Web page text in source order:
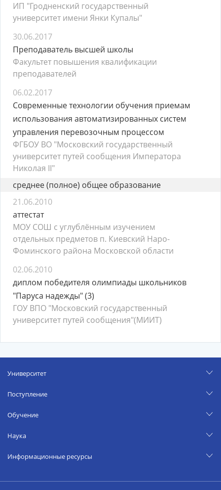
ИП "Гродненский государственный
университет имени Янки Купалы"
30.06.2017
Преподаватель высшей школы
Факультет повышения квалификации
преподавателей
06.02.2017
Современные технологии обучения приемам
использования автоматизированных систем
управления перевозочным процессом
ФГБОУ ВО "Московский государственный
университет путей сообщения Императора
Николая II"
среднее (полное) общее образование
21.06.2010
аттестат
МОУ СОШ с углублённым изучением
отдельных предметов п. Киевский Наро-
Фоминского района Московской области
02.06.2010
диплом победителя олимпиады школьников
"Паруса надежды" (3)
ГОУ ВПО "Московский государственный
университет путей сообщения"(МИИТ)
Университет
Поступление
Обучение
Наука
Информационные ресурсы